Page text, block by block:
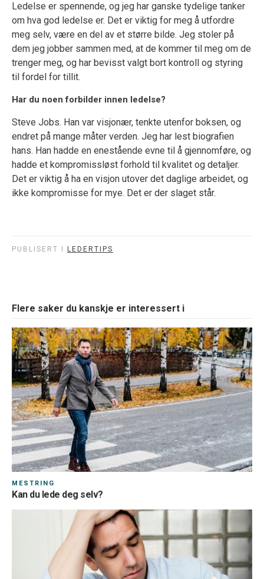
Ledelse er spennende, og jeg har ganske tydelige tanker
om hva god ledelse er. Det er viktig for meg å utfordre
meg selv, være en del av et større bilde. Jeg stoler på
dem jeg jobber sammen med, at de kommer til meg om de
trenger meg, og har bevisst valgt bort kontroll og styring
til fordel for tillit.
Har du noen forbilder innen ledelse?
Steve Jobs. Han var visjonær, tenkte utenfor boksen, og
endret på mange måter verden. Jeg har lest biografien
hans. Han hadde en enestående evne til å gjennomføre, og
hadde et kompromissløst forhold til kvalitet og detaljer.
Det er viktig å ha en visjon utover det daglige arbeidet, og
ikke kompromisse for mye. Det er der slaget står.
PUBLISERT I LEDERTIPS
Flere saker du kanskje er interessert i
MESTRING
Kan du lede deg selv?